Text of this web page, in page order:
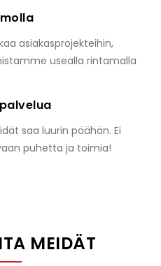
asiakasprojekteihin,
usealla rintamalla
saa luurin päähän. Ei
puhetta ja toimia!
MEIDÄT